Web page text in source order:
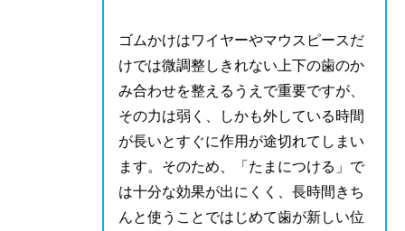
ゴムかけはワイヤーやマウスピースだ
けでは微調整しきれない上下の歯のか
み合わせを整えるうえで重要ですが、
その力は弱く、しかも外している時間
が長いとすぐに作用が途切れてしまい
ます。そのため、「たまにつける」で
は十分な効果が出にくく、長時間きち
んと使うことではじめて歯が新しい位